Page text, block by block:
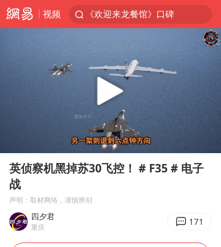
视频
《欢迎来龙餐馆》口碑
杭州全市有序停课
直击东北超：哈尔滨vs通辽
永和豆浆创始人林炳生去世
香港宏福苑火灾或由烟头引起
白海豚将正面袭击贯穿浙江
郑丽文：台湾从来没有“独立”过
几元成本的AI广告导致千万市值蒸发
Play
英侦察机黑掉苏30飞控！ # F35 # 电子
战
声明：取材网络，谨慎辨别
四夕君
重庆 171